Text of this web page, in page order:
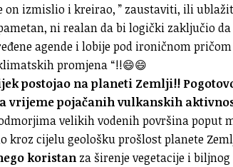
on izmislio i kreirao, ” zaustaviti, ili
ni realan da bi logički zaključio
agende i lobije pod ironičnom
promjena “!!😄😄
postojao na planeti Zemlji!!
vrijeme pojačanih vulkanskih
velikih vodenih površina poput
kroz cijelu geološku prošlost planete
koristan za širenje vegetacije i